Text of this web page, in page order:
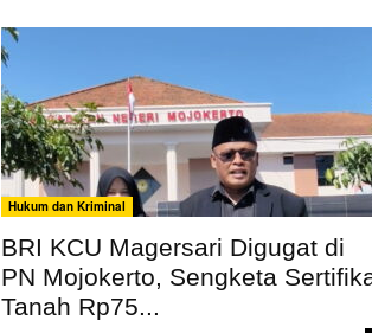
Hukum dan Kriminal
BRI KCU Magersari Digugat di
PN Mojokerto, Sengketa
Tanah Rp75...